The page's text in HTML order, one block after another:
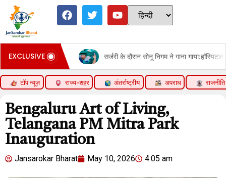
EXCLUSIVEसर्जरी के दौरान सोनू निगम ने गाना गाया:हॉस्पिटल बेड से शेयर किया
टॉप न्यूज़ राज्य-शहर अंतर्राष्ट्रीय अपराध राजनीति
Bengaluru Art of Living,
Telangana PM Mitra Park
Inauguration
Jansarokar Bharat May 10, 2026 4:05 am